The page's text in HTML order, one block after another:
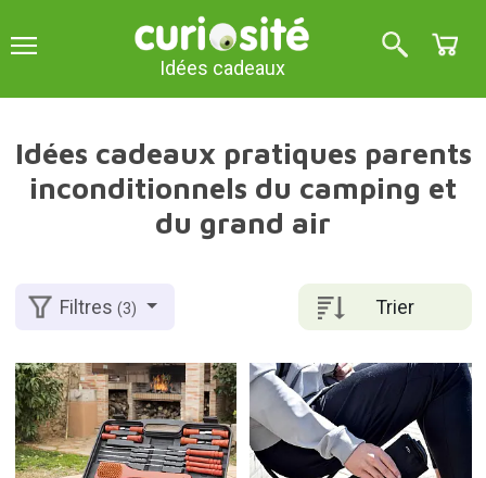
Idées cadeaux
Idées cadeaux pratiques parents
inconditionnels du camping et
du grand air
Trier
Filtres(3)